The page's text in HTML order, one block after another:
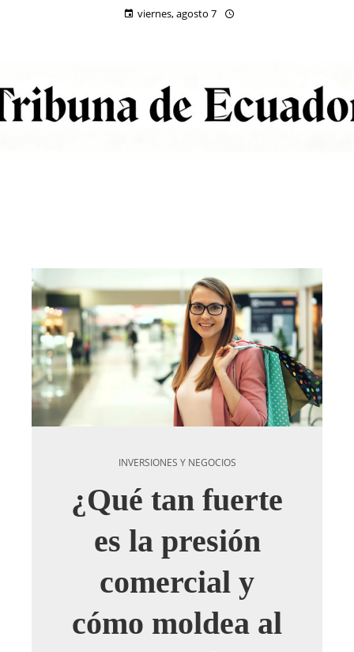
viernes, agosto 7
INVERSIONES Y NEGOCIOS
¿Qué tan fuerte
es la presión
comercial y
cómo moldea al